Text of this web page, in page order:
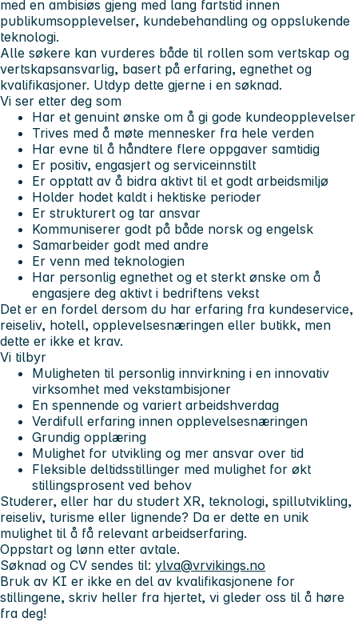
med en ambisiøs gjeng med lang fartstid innen
publikumsopplevelser, kundebehandling og oppslukende
teknologi.
Alle søkere kan vurderes både til rollen som vertskap og
vertskapsansvarlig, basert på erfaring, egnethet og
kvalifikasjoner. Utdyp dette gjerne i en søknad.
Vi ser etter deg som
Har et genuint ønske om å gi gode kundeopplevelser
Trives med å møte mennesker fra hele verden
Har evne til å håndtere flere oppgaver samtidig
Er positiv, engasjert og serviceinnstilt
Er opptatt av å bidra aktivt til et godt arbeidsmiljø
Holder hodet kaldt i hektiske perioder
Er strukturert og tar ansvar
Kommuniserer godt på både norsk og engelsk
Samarbeider godt med andre
Er venn med teknologien
Har personlig egnethet og et sterkt ønske om å
engasjere deg aktivt i bedriftens vekst
Det er en fordel dersom du har erfaring fra kundeservice,
reiseliv, hotell, opplevelsesnæringen eller butikk, men
dette er ikke et krav.
Vi tilbyr
Muligheten til personlig innvirkning i en innovativ
virksomhet med vekstambisjoner
En spennende og variert arbeidshverdag
Verdifull erfaring innen opplevelsesnæringen
Grundig opplæring
Mulighet for utvikling og mer ansvar over tid
Fleksible deltidsstillinger med mulighet for økt
stillingsprosent ved behov
Studerer, eller har du studert XR, teknologi, spillutvikling,
reiseliv, turisme eller lignende? Da er dette en unik
mulighet til å få relevant arbeidserfaring.
Oppstart og lønn etter avtale.
Søknad og CV sendes til: ylva@vrvikings.no
Bruk av KI er ikke en del av kvalifikasjonene for
stillingene, skriv heller fra hjertet, vi gleder oss til å høre
fra deg!